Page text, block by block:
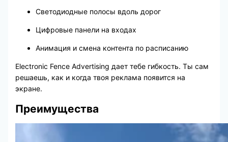
Светодиодные полосы вдоль дорог
Цифровые панели на входах
Анимация и смена контента по расписанию
Electronic Fence Advertising дает тебе гибкость. Ты сам
решаешь, как и когда твоя реклама появится на
экране.
Преимущества